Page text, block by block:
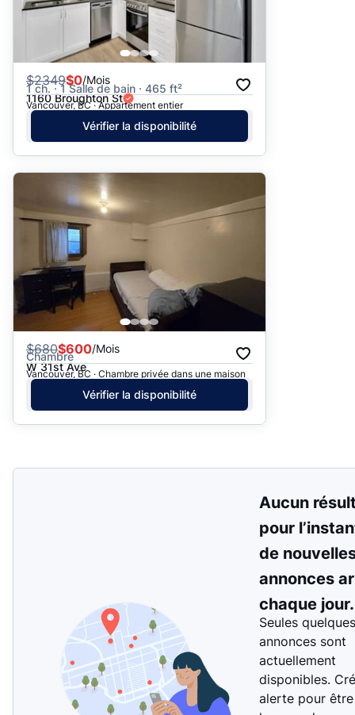
Prix - $$$ à $
Prix - $ à $$$
$2349$0/Mois
1 ch. · 1 Salle de bain · 465 ft²
1160 Broughton St
Vancouver, BC · Appartement entier
Vérifier la disponibilité
$680$600/Mois
Chambre
W 31st Ave
Vancouver, BC · Chambre privée dans une maison
Vérifier la disponibilité
Aucun
pour
de
annonces
chaque jour.
Seules quelques
annonces sont
actuellement
disponibles.
alerte pour